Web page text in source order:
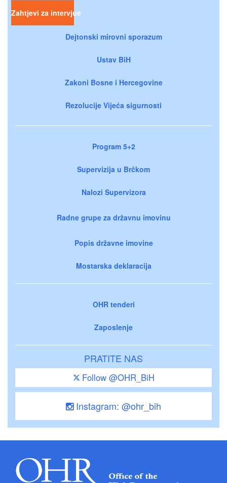
Zahtjevi za intervjue
Dejtonski mirovni sporazum
Ustav BiH
Zakoni Bosne i Hercegovine
Rezolucije Vijeća sigurnosti
Program 5+2
Supervizija u Brčkom
Nalozi Supervizora
Radne grupe za državnu imovinu
Popis državne imovine
Mostarska deklaracija
OHR tenderi
Zaposlenje
PRATITE NAS
Follow @OHR_BiH
Instagram: @ohr_bih